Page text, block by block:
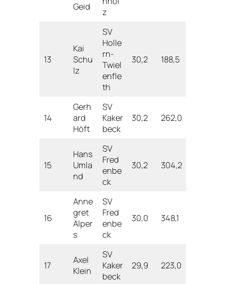
Geid
z
13
Kai
Schu
lz
SV
Holle
rn-
Twiel
enfle
th
30,2 188,5
14
Gerh
ard
Höft
SV
Kaker
beck
30,2 262,0
15
Hans
Umla
nd
SV
Fred
enbe
ck
30,2 304,2
16
Anne
gret
Alper
s
SV
Fred
enbe
ck
30,0 348,1
17
Axel
Klein
SV
Kaker
beck
29,9 223,0